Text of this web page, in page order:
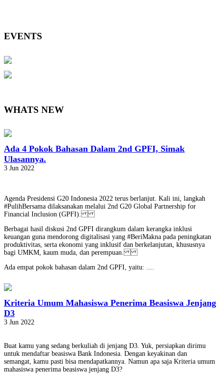
EVENTS
WHATS NEW
Ada 4 Pokok Bahasan Dalam 2nd GPFI, Simak
Ulasannya.
3 Jun 2022
Agenda Presidensi G20 Indonesia 2022 terus berlanjut. Kali ini, langkah
#PulihBersama dilaksanakan melalui 2nd G20 Global Partnership for
Financial Inclusion (GPFI).
Berbagai hasil diskusi 2nd GPFI dirangkum dalam kerangka inklusi
keuangan guna mendorong digitalisasi yang #BeriMakna pada peningkatan
produktivitas, serta ekonomi yang inklusif dan berkelanjutan, khususnya
bagi UMKM, kaum muda, dan perempuan.
Ada empat pokok bahasan dalam 2nd GPFI, yaitu: ....
Kriteria Umum Mahasiswa Penerima Beasiswa Jenjang
D3
3 Jun 2022
Buat kamu yang sedang berkuliah di jenjang D3. Yuk, persiapkan dirimu
untuk mendaftar beasiswa Bank Indonesia. Dengan keyakinan dan
semangat, kamu pasti bisa mendapatkannya. Namun apa saja Kriteria umum
mahasiswa penerima beasiswa jenjang D3?